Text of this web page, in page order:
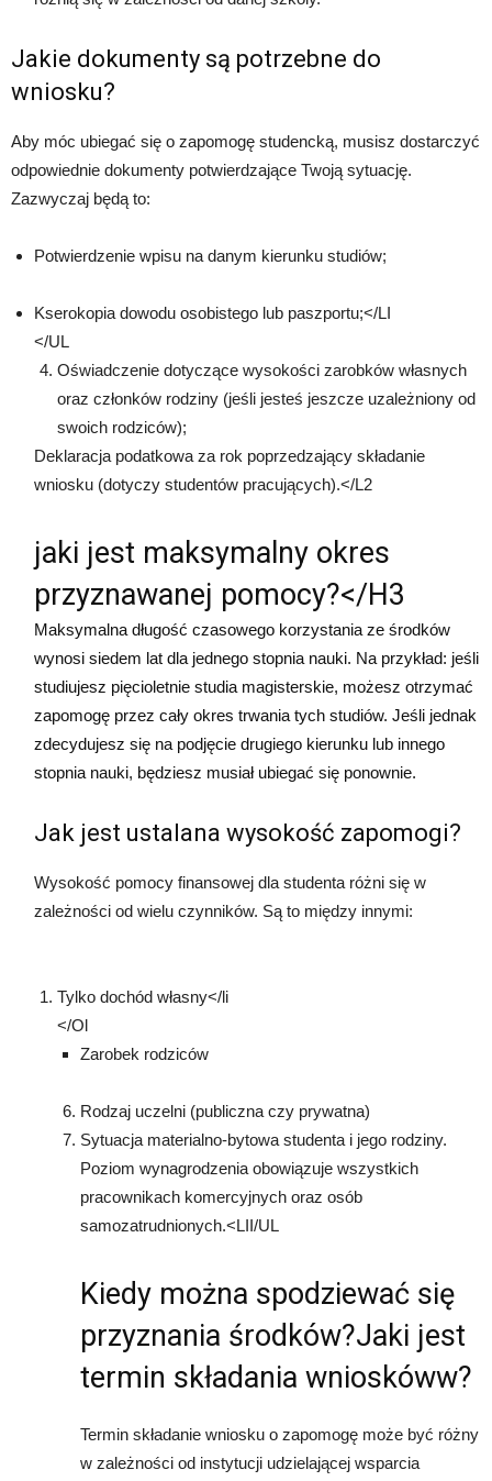
Jakie dokumenty są potrzebne do
wniosku?
Aby móc ubiegać się o zapomogę studencką, musisz dostarczyć
odpowiednie dokumenty potwierdzające Twoją sytuację.
Zazwyczaj będą to:
Potwierdzenie wpisu na danym kierunku studiów;
Kserokopia dowodu osobistego lub paszportu;</LI
</UL
Oświadczenie dotyczące wysokości zarobków własnych
oraz członków rodziny (jeśli jesteś jeszcze uzależniony od
swoich rodziców);
Deklaracja podatkowa za rok poprzedzający składanie
wniosku (dotyczy studentów pracujących).</L2
jaki jest maksymalny okres
przyznawanej pomocy?</H3
Maksymalna długość czasowego korzystania ze środków
wynosi siedem lat dla jednego stopnia nauki. Na przykład: jeśli
studiujesz pięcioletnie studia magisterskie, możesz otrzymać
zapomogę przez cały okres trwania tych studiów. Jeśli jednak
zdecydujesz się na podjęcie drugiego kierunku lub innego
stopnia nauki, będziesz musiał ubiegać się ponownie.
Jak jest ustalana wysokość zapomogi?
Wysokość pomocy finansowej dla studenta różni się w
zależności od wielu czynników. Są to między innymi:
Tylko dochód własny</li
</Ol
Zarobek rodziców
Rodzaj uczelni (publiczna czy prywatna)
Sytuacja materialno-bytowa studenta i jego rodziny.
Poziom wynagrodzenia obowiązuje wszystkich
pracownikach komercyjnych oraz osób
samozatrudnionych.<LII/UL
Kiedy można spodziewać się
przyznania środków?Jaki jest
termin składania wnioskóww?
Termin składanie wniosku o zapomogę może być różny
w zależności od instytucji udzielającej wsparcia